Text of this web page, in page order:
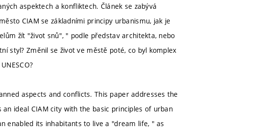
aspektech a konfliktech. Článek se zabývá
CIAM se základními principy urbanismu, jak je
žít "život snů", " podle představ architekta, nebo
styl? Změnil se život ve městě poté, co byl komplex
aspects and conflicts. This paper addresses the
ideal CIAM city with the basic principles of urban
enabled its inhabitants to live a "dream life, " as